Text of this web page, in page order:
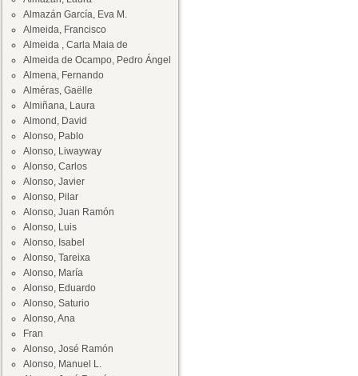
Almazán García, Eva M.
Almeida, Francisco
Almeida , Carla Maia de
Almeida de Ocampo, Pedro Ángel
Almena, Fernando
Alméras, Gaëlle
Almiñana, Laura
Almond, David
Alonso, Pablo
Alonso, Liwayway
Alonso, Carlos
Alonso, Javier
Alonso, Pilar
Alonso, Juan Ramón
Alonso, Luis
Alonso, Isabel
Alonso, Tareixa
Alonso, María
Alonso, Eduardo
Alonso, Saturio
Alonso, Ana
Fran
Alonso, José Ramón
Alonso, Manuel L.